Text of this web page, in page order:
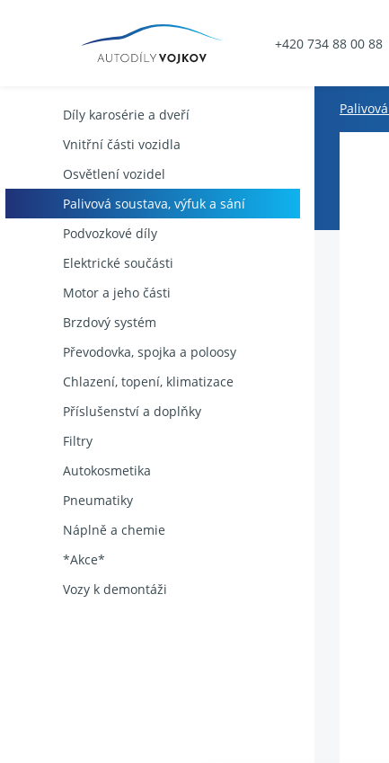
+420 734 88 00 88
Díly karosérie a dveří
Vnitřní části vozidla
Osvětlení vozidel
Palivová soustava, výfuk a sání
Podvozkové díly
Elektrické součásti
Motor a jeho části
Brzdový systém
Převodovka, spojka a poloosy
Chlazení, topení, klimatizace
Příslušenství a doplňky
Filtry
Autokosmetika
Pneumatiky
Náplně a chemie
*Akce*
Vozy k demontáži